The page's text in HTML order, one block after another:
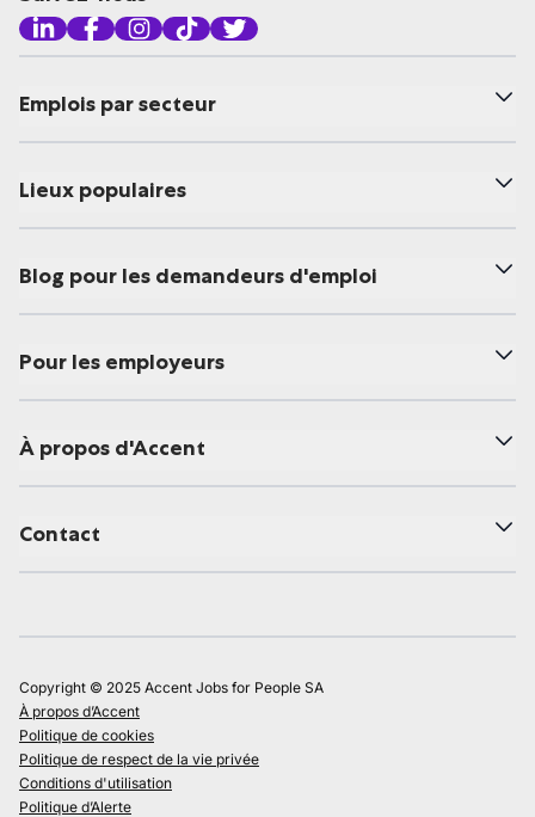
Emplois par secteur
Lieux populaires
Blog pour les demandeurs d'emploi
Pour les employeurs
À propos d'Accent
Contact
Copyright © 2025 Accent Jobs for People SA
À propos d’Accent
Politique de cookies
Politique de respect de la vie privée
Conditions d'utilisation
Politique d’Alerte